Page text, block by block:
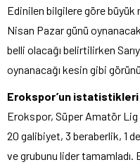
Edinilen bilgilere göre büyük
Nisan Pazar günü
belli olacağı belirtilirken
oynanacağı kesin gibi
Erokspor’un istatistikleri
Erokspor, Süper Amatör Lig
20 galibiyet, 3 beraberlik, 1
ve grubunu lider